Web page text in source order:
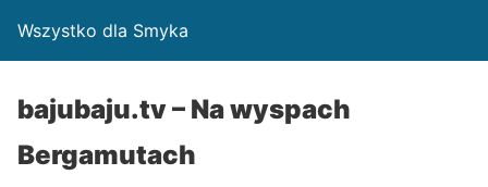
Wszystko dla Smyka
bajubaju.tv – Na wyspach
Bergamutach